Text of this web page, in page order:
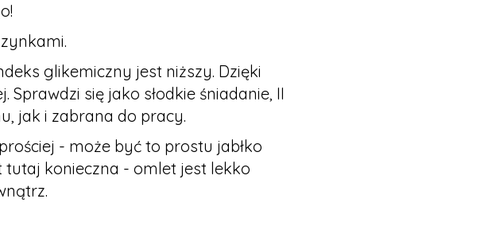
glikemiczny jest niższy. Dzięki
Sprawdzi się jako słodkie śniadanie, II
jak i zabrana do pracy.
- może być to prostu jabłko
konieczna - omlet jest lekko